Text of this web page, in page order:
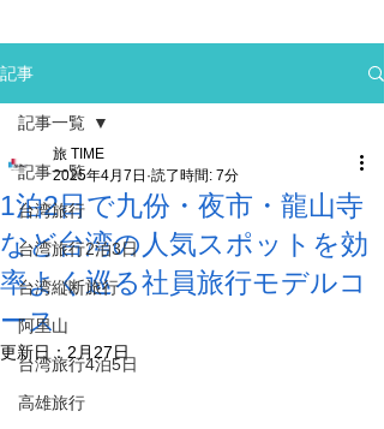
記事
記事一覧
台湾旅行
台湾旅行2泊3日
台湾縦断旅行
阿里山
台湾旅行4泊5日
高雄旅行
記事一覧
1泊2日で九份・夜市・龍山寺
など台湾の人気スポットを効
率よく巡る社員旅行モデルコ
ース
旅 TIME
2025年4月7日 読了時間: 7分
更新日： 2月27日